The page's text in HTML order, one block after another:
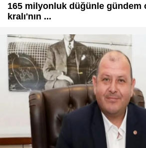
165 milyonluk düğünle gündem
kralı'nın ...